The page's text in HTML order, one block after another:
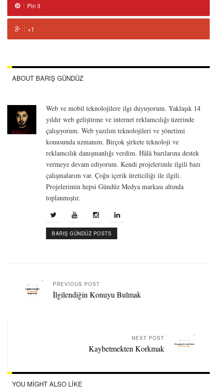
Pin it
+1
ABOUT BARIŞ GÜNDÜZ
Web ve mobil teknolojilere ilgi duyuyorum. Yaklaşık 14
yıldır web geliştirme ve internet reklamcılığı üzerinde
çalışıyorum. Web yazılım teknolojileri ve yönetimi
konusunda uzmanım. Birçok şirkete teknoloji ve
reklamcılık danışmanlığı verdim. Hâlâ bazılarına destek
vermeye devam ediyorum. Kendi projelerimle ilgili bazı
çalışmalarım var. Çoğu içerik üreticiliği ile ilgili.
Projelerimin hepsi Gündüz Medya markası altında
toplanmıştır.
BARIŞ GÜNDÜZ POSTS
PREVIOUS POST
İlgilendiğin Konuyu Bulmak
NEXT POST
Kaybetmekten Korkmak
YOU MIGHT ALSO LIKE